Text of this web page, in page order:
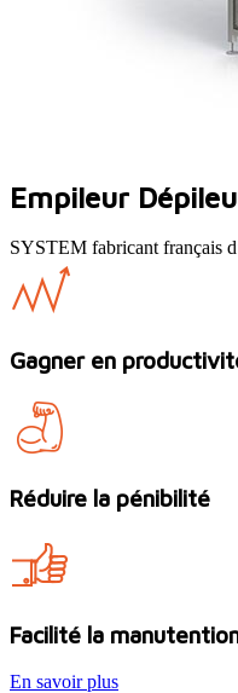
Empileur
SYSTEM fabricant français
Gagner en
Réduire la pénibilité
Facilité la
En savoir plus